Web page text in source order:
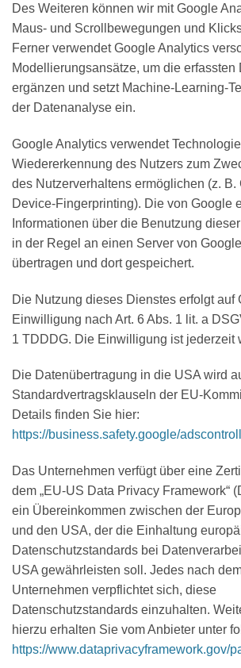
Des Weiteren können wir mit Google
Maus- und Scrollbewegungen und
Ferner verwendet Google Analytics
Modellierungsansätze, um die erfassten
ergänzen und setzt Machine-Learning-
der Datenanalyse ein.
Google Analytics verwendet
Wiedererkennung des Nutzers zum
des Nutzerverhaltens ermöglichen (z. B.
Device-Fingerprinting). Die von Google
Informationen über die Benutzung
in der Regel an einen Server von
übertragen und dort gespeichert.
Die Nutzung dieses Dienstes erfolgt auf
Einwilligung nach Art. 6 Abs. 1 lit. a
1 TDDDG. Die Einwilligung ist jederzeit
Die Datenübertragung in die USA wird
Standardvertragsklauseln der EU-
Details finden Sie hier:
https://business.safety.google/
Das Unternehmen verfügt über eine
dem „EU-US Data Privacy Framework“
ein Übereinkommen zwischen der
und den USA, der die Einhaltung
Datenschutzstandards bei
USA gewährleisten soll. Jedes nach
Unternehmen verpflichtet sich, diese
Datenschutzstandards einzuhalten.
hierzu erhalten Sie vom Anbieter unter
https://www.dataprivacyframework.gov/